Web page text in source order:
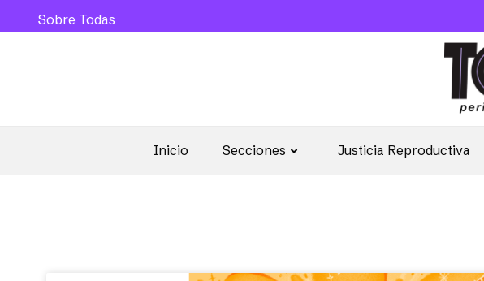
Inicio Secciones Justicia Reproductiva
Sobre Todas